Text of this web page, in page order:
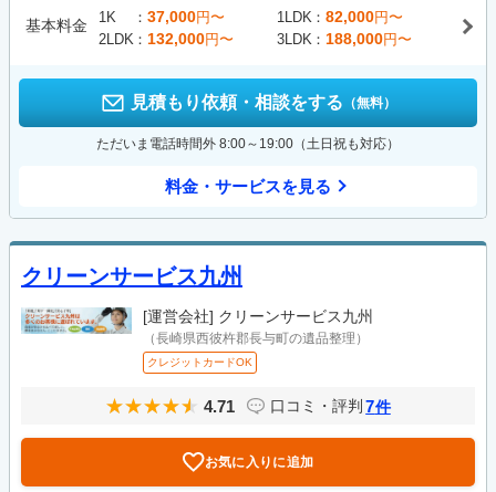
基本料金 1K 37,000円〜 1LDK 82,000円〜
2LDK
132,000円〜 3LDK 188,000円〜
見積もり依頼・相談をする （無料）
ただいま電話時間外 8:00～19:00（土日祝も対応）
料金・サービスを見る
クリーンサービス九州
[運営会社] クリーンサービス九州
（長崎県西彼杵郡長与町の遺品整理）
クレジットカードOK
4.71 口コミ・評判 7件
お気に入りに追加